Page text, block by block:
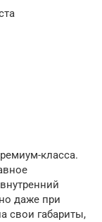
класса.
даже при
свои габариты,